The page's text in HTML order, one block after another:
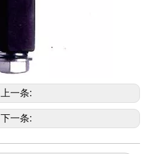
上一条:
下一条: